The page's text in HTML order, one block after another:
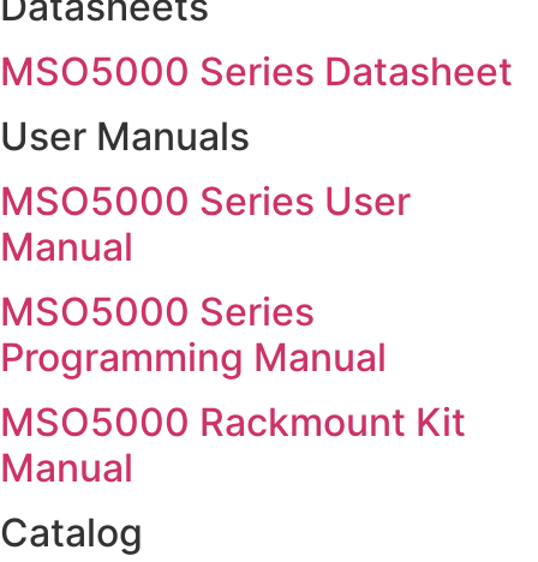
MSO5000 Series Datasheet
User Manuals
MSO5000 Series User
Manual
MSO5000 Series
Programming Manual
MSO5000 Rackmount Kit
Manual
Catalog